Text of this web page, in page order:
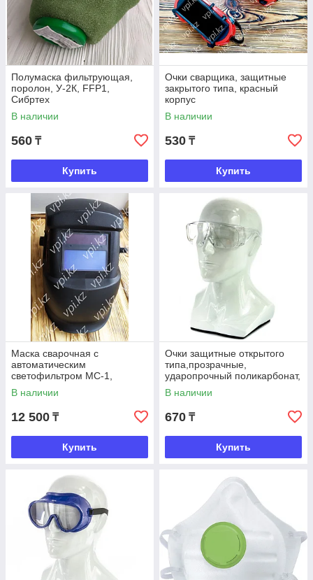
Полумаска фильтрующая,
поролон, У-2К, FFP1,
Сибртех
В наличии
560 ₸
Купить
Очки сварщика, защитные
закрытого типа, красный
корпус
В наличии
530 ₸
Купить
Маска сварочная с
автоматическим
светофильтром МС-1,
Ресанта
В наличии
12 500 ₸
Купить
Очки защитные открытого
типа,прозрачные,
ударопрочный поликарбонат,
Сибртех
В наличии
670 ₸
Купить